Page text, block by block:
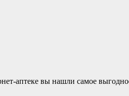
аптеке вы нашли самое